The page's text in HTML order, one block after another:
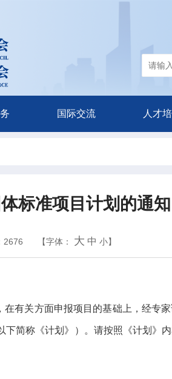
国际交流 人才
标准项目计划的通知
2676 【字体： 大 中 小】
有关方面申报项目的基础上，经专
简称《计划》）。请按照《计划》